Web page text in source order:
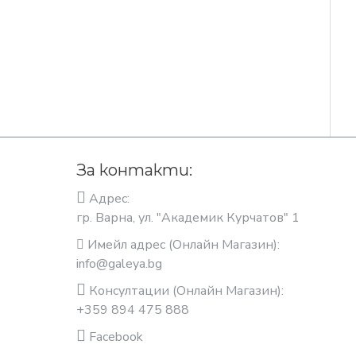
За контакти:
Адрес:
гр. Варна, ул. "Академик Курчатов" 1
Имейл адрес (Онлайн Магазин):
info@galeya.bg
Консултации (Онлайн Магазин):
+359 894 475 888
Facebook